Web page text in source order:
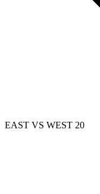
EAST VS WEST 20